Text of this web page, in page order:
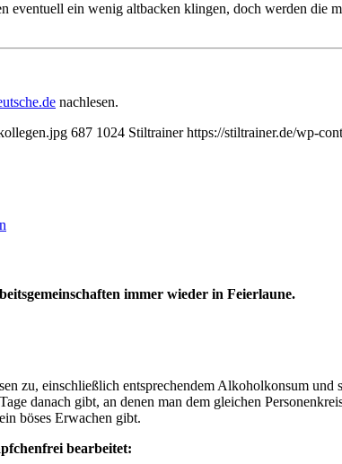
eventuell ein wenig altbacken klingen, doch werden die
nachlesen.
687 1024 Stiltrainer https://stiltrainer.de/wp-
immer wieder in Feierlaune.
zu, einschließlich entsprechendem Alkoholkonsum und
danach gibt, an denen man dem gleichen
böses Erwachen gibt.
bearbeitet: